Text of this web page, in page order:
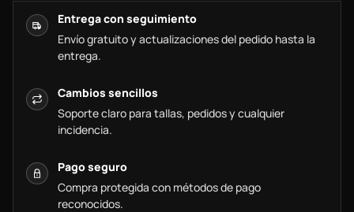
Entrega con seguimiento
Envío gratuito y actualizaciones del pedido hasta la
entrega.
Cambios sencillos
Soporte claro para tallas, pedidos y cualquier
incidencia.
Pago seguro
Compra protegida con métodos de pago
reconocidos.